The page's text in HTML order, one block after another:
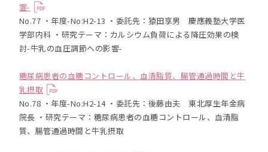
響-
No.77 ・年度-No:H2-13 ・委託先：猿田享男 慶應義塾大学医
学部内科 ・研究テーマ：カルシウム負荷による降圧効果の検
討-牛乳の血圧調節への影響-
糖尿病患者の血糖コントロール、血清脂質、腸管通過時間と牛
乳摂取
No.78 ・年度-No:H2-14 ・委託先：後藤由夫 東北厚生年金病
院長 ・研究テーマ：糖尿病患者の血糖コントロール、血清脂
質、腸管通過時間と牛乳摂取